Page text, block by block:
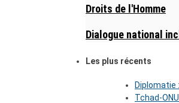
Droits de l'Homme
Dialogue national
Les plus récents
Diplomatie
Tchad-